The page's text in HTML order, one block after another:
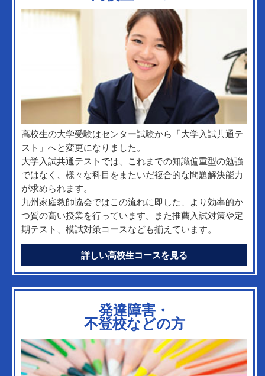
高校生の大学受験はセンター試験から「大学入試共通テ
スト」へと変更になりました。
大学入試共通テストでは、これまでの知識偏重型の勉強
ではなく、様々な科目をまたいだ複合的な問題解決能力
が求められます。
九州家庭教師協会ではこの流れに即した、より効率的か
つ質の高い授業を行っています。また推薦入試対策や定
期テスト、模試対策コースなども揃えています。
詳しい高校生コースを見る
発達障害・
不登校などの方